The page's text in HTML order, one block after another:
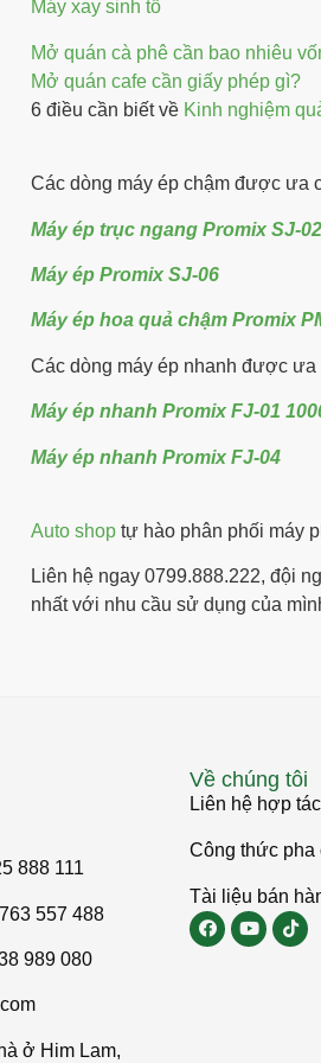
Máy xay sinh tố
Mở quán cà phê cần bao nhiêu
Mở quán cafe cần giấy phép gì?
6 điều cần biết về Kinh nghiệm
Các dòng máy ép chậm được ưa
Máy ép trục ngang Promix SJ-02
Máy ép Promix SJ-06
Máy ép hoa quả chậm Promix
Các dòng máy ép nhanh được ưa
Máy ép nhanh Promix FJ-01
Máy ép nhanh Promix FJ-04
Auto shoptự hào phân phối máy
Liên hệ ngay 0799.888.222, đội
nhất với nhu cầu sử dụng của
888 111
557 488
989 080
ở Him Lam,
Về chúng tôi
Liên hệ hợp tác
Công thức pha
Tài liệu bán